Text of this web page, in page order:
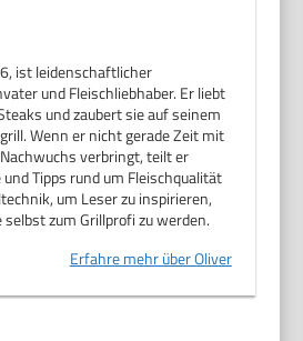
ist leidenschaftlicher
und Fleischliebhaber. Er liebt
und zaubert sie auf seinem
Wenn er nicht gerade Zeit mit
verbringt, teilt er
und Tipps rund um Fleischqualität
um Leser zu inspirieren,
selbst zum Grillprofi zu werden.
Erfahre mehr über Oliver